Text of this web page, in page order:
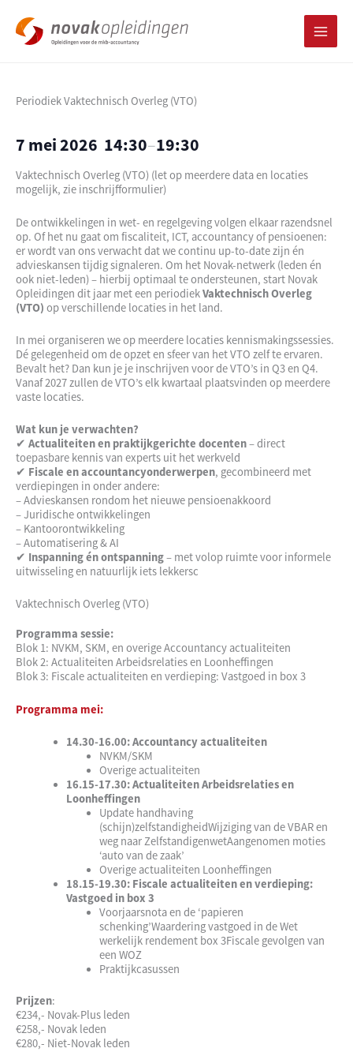
naar
inhoud
Periodiek Vaktechnisch Overleg (VTO)
7 mei 2026 14:30–19:30
Vaktechnisch Overleg (VTO) (let op meerdere data en locaties
mogelijk, zie inschrijfformulier)
De ontwikkelingen in wet- en regelgeving volgen elkaar razendsnel
op. Of het nu gaat om fiscaliteit, ICT, accountancy of pensioenen:
er wordt van ons verwacht dat we continu up-to-date zijn én
advieskansen tijdig signaleren. Om het Novak-netwerk (leden én
ook niet-leden) – hierbij optimaal te ondersteunen, start Novak
Opleidingen dit jaar met een periodiekVaktechnisch Overleg
(VTO) op verschillende locaties in het land.
In mei organiseren we op meerdere locaties kennismakingssessies.
Dé gelegenheid om de opzet en sfeer van het VTO zelf te ervaren.
Bevalt het? Dan kun je je inschrijven voor de VTO’s in Q3 en Q4.
Vanaf 2027 zullen de VTO’s elk kwartaal plaatsvinden op meerdere
vaste locaties.
Wat kun je verwachten?
✔ Actualiteiten en praktijkgerichte docenten– direct
toepasbare kennis van experts uit het werkveld
✔ Fiscale en accountancyonderwerpen, gecombineerd met
verdiepingen in onder andere:
– Advieskansen rondom het nieuwe pensioenakkoord
– Juridische ontwikkelingen
– Kantoorontwikkeling
– Automatisering & AI
✔ Inspanning én ontspanning– met volop ruimte voor informele
uitwisseling en natuurlijk iets lekkersc
Vaktechnisch Overleg (VTO)
Programma sessie:
Blok 1: NVKM, SKM, en overige Accountancy actualiteiten
Blok 2: Actualiteiten Arbeidsrelaties en Loonheffingen
Blok 3: Fiscale actualiteiten en verdieping: Vastgoed in box 3
Programma mei:
14.30-16.00: Accountancy actualiteiten
NVKM/SKM
Overige actualiteiten
16.15-17.30: Actualiteiten Arbeidsrelaties en
Loonheffingen
Update handhaving
(schijn)zelfstandigheidWijziging van de VBAR en
weg naar ZelfstandigenwetAangenomen moties
‘auto van de zaak’
Overige actualiteiten Loonheffingen
18.15-19.30: Fiscale actualiteiten en verdieping:
Vastgoed in box 3
Voorjaarsnota en de ‘papieren
schenking’Waardering vastgoed in de Wet
werkelijk rendement box 3Fiscale gevolgen van
een WOZ
Praktijkcasussen
Prijzen:
€234,- Novak-Plus leden
€258,- Novak leden
€280,- Niet-Novak leden